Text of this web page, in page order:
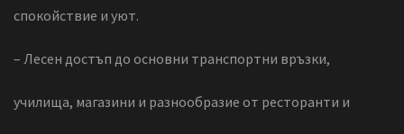
спокойствие и уют.
– Лесен достъп до основни транспортни връзки,
училища, магазини и разнообразие от ресторанти и